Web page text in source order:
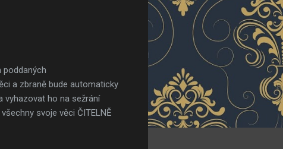
poddaných
a zbraně bude automaticky
vyhazovat ho na sežrání
svoje věci ČITELNĚ